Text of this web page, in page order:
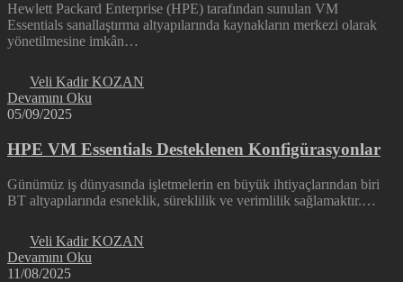
Hewlett Packard Enterprise (HPE) tarafından sunulan VM
Essentials sanallaştırma altyapılarında kaynakların merkezi olarak
yönetilmesine imkân…
Veli Kadir KOZAN
Devamını Oku
05/09/2025
HPE VM Essentials Desteklenen Konfigürasyonlar
Günümüz iş dünyasında işletmelerin en büyük ihtiyaçlarından biri
BT altyapılarında esneklik, süreklilik ve verimlilik sağlamaktır.…
Veli Kadir KOZAN
Devamını Oku
11/08/2025